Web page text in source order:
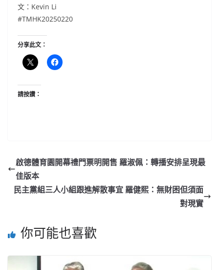
文：Kevin Li
#TMHK20250220
分享此文：
請按讚：
啟德體育園開幕禮門票明開售 羅淑佩：轉播安排呈現最
佳版本
民主黨組三人小組跟進解散事宜 羅健熙：無財困但須面
對現實
你可能也喜歡